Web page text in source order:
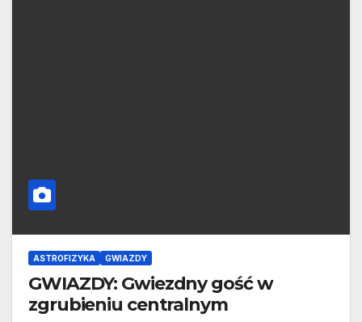
ASTROFIZYKA GWIAZDY
GWIAZDY: Gwiezdny gość w
zgrubieniu centralnym